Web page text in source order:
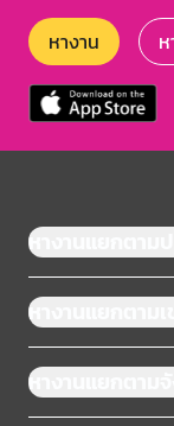
หางาน
หางานแยกตามป
หางานแยกตามเ
หางานแยกตามจั